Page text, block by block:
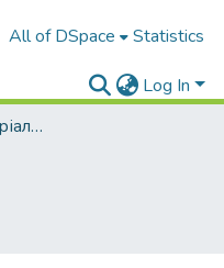
All of DSpace Statistics
Log In
Архів наукових матеріалів